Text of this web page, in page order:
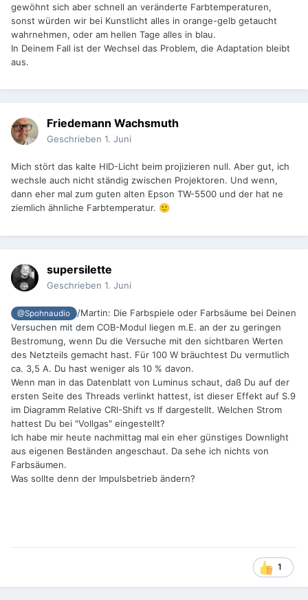
gewöhnt sich aber schnell an veränderte Farbtemperaturen,
sonst würden wir bei Kunstlicht alles in orange-gelb getaucht
wahrnehmen, oder am hellen Tage alles in blau.
In Deinem Fall ist der Wechsel das Problem, die Adaptation bleibt
aus.
Friedemann Wachsmuth
Geschrieben 1. Juni
Mich stört das kalte HID-Licht beim projizieren null. Aber gut, ich
wechsle auch nicht ständig zwischen Projektoren. Und wenn,
dann eher mal zum guten alten Epson TW-5500 und der hat ne
ziemlich ähnliche Farbtemperatur. 🙂
supersilette
Geschrieben 1. Juni
@Spohnaudio
/Martin: Die Farbspiele oder Farbsäume bei Deinen
Versuchen mit dem COB-Modul liegen m.E. an der zu geringen
Bestromung, wenn Du die Versuche mit den sichtbaren Werten
des Netzteils gemacht hast. Für 100 W bräuchtest Du vermutlich
ca. 3,5 A. Du hast weniger als 10 % davon.
Wenn man in das Datenblatt von Luminus schaut, daß Du auf der
ersten Seite des Threads verlinkt hattest, ist dieser Effekt auf S.9
im Diagramm Relative CRI-Shift vs If dargestellt. Welchen Strom
hattest Du bei "Vollgas" eingestellt?
Ich habe mir heute nachmittag mal ein eher günstiges Downlight
aus eigenen Beständen angeschaut. Da sehe ich nichts von
Farbsäumen.
Was sollte denn der Impulsbetrieb ändern?
1